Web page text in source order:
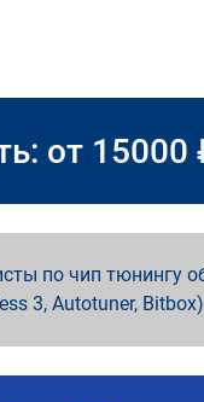
от 15000
по чип тюнингу
3, Autotuner,